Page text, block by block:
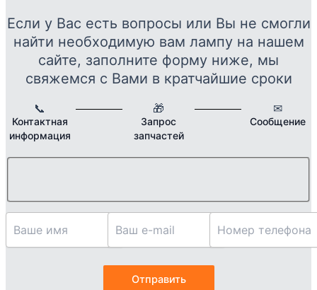
Если у Вас есть вопросы или Вы не смогли
найти необходимую вам лампу на нашем
сайте, заполните форму ниже, мы
свяжемся с Вами в кратчайшие сроки
📞
Контактная
информация
🎁
Запрос
запчастей
✉
Сообщение